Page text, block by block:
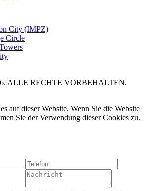
City (IMPZ)
Circle
ALLE RECHTE VORBEHALTEN.
auf dieser Website. Wenn Sie die Website
Sie der Verwendung dieser Cookies zu.